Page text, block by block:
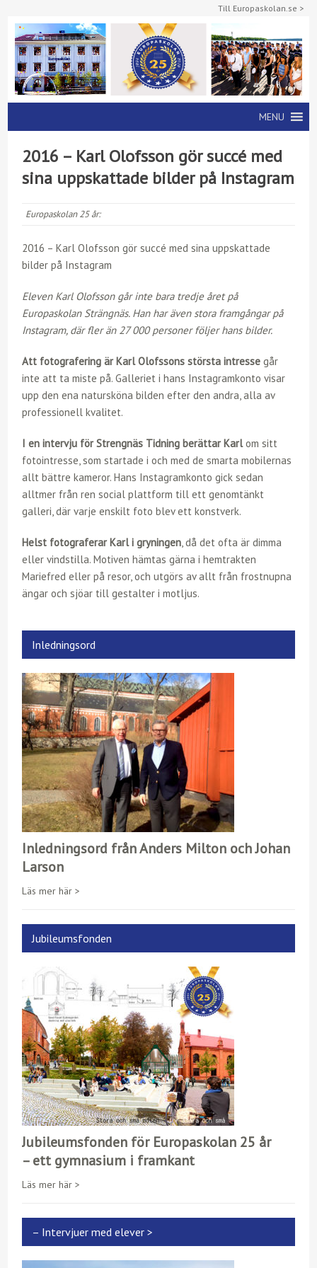
Till Europaskolan.se >
MENU
2016 – Karl Olofsson gör succé med
sina uppskattade bilder på Instagram
Europaskolan 25 år:
2016 – Karl Olofsson gör succé med sina uppskattade
bilder på Instagram
Eleven Karl Olofsson går inte bara tredje året på
Europaskolan Strängnäs. Han har även stora framgångar på
Instagram, där fler än 27 000 personer följer hans bilder.
Att fotografering är Karl Olofssons största intressegår
inte att ta miste på. Galleriet i hans Instagramkonto visar
upp den ena natursköna bilden efter den andra, alla av
professionell kvalitet.
I en intervju för Strengnäs Tidning berättar Karlom sitt
fotointresse, som startade i och med de smarta mobilernas
allt bättre kameror. Hans Instagramkonto gick sedan
alltmer från ren social plattform till ett genomtänkt
galleri, där varje enskilt foto blev ett konstverk.
Helst fotograferar Karl i gryningen, då det ofta är dimma
eller vindstilla. Motiven hämtas gärna i hemtrakten
Mariefred eller på resor, och utgörs av allt från frostnupna
ängar och sjöar till gestalter i motljus.
Inledningsord
Inledningsord från Anders Milton och Johan
Larson
Läs mer här >
Jubileumsfonden
Jubileumsfonden för Europaskolan 25 år
– ett gymnasium i framkant
Läs mer här >
– Intervjuer med elever >